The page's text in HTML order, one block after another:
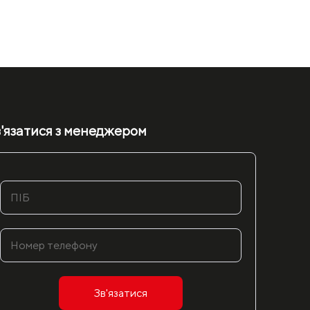
з менеджером
Зв'язатися